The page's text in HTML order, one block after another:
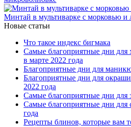
Минтай в мультиварке с морковью и
Новые статьи
Что такое индекс бигмака
Самые благоприятные дни для
в марте 2022 года
Благоприятные дни для
Благоприятные дни для
2022 года
Самые благоприятные дни для
Самые благоприятные дни для
года
Рецепты блинов, которые вам